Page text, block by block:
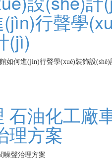
行聲學
(jì)
如何進(jìn)行聲學(xué)裝飾設
石油化工廠
理方案
噪聲治理方案